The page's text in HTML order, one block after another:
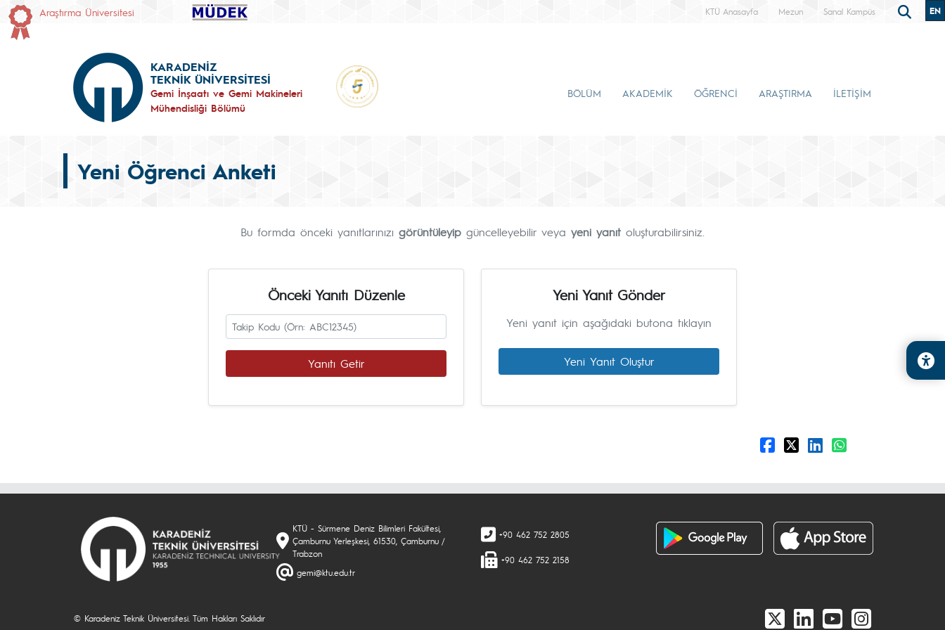
Araştırma Üniversitesi KTÜ Anasayfa Mezun Sanal Kampüs EN
KARADENİZ
TEKNİK ÜNİVERSİTESİ
Gemi İnşaatı ve Gemi Makineleri
Mühendisliği Bölümü
BÖLÜM AKADEMİK ÖĞRENCİ ARAŞTIRMA İLETİŞİM
Yeni Öğrenci Anketi
Bu formda önceki yanıtlarınızı görüntüleyip güncelleyebilir veya yeni yanıt oluşturabilirsiniz.
Önceki Yanıtı Düzenle
Yanıtı Getir
Yeni Yanıt Gönder
Yeni yanıt için aşağıdaki butona tıklayın
Yeni Yanıt Oluştur
KTÜ - Sürmene Deniz Bilimleri Fakültesi,
Çamburnu Yerleşkesi, 61530, Çamburnu /
Trabzon
gemi@ktu.edu.tr
+90 462 752 2805
+90 462 752 2158
© Karadeniz Teknik Üniversitesi. Tüm Hakları Saklıdır